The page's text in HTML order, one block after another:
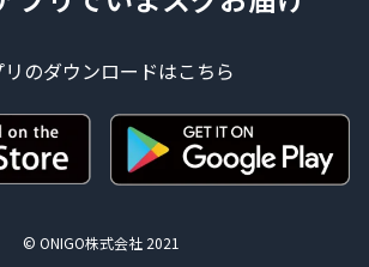
のダウンロードはこちら
© ONIGO株式会社 2021